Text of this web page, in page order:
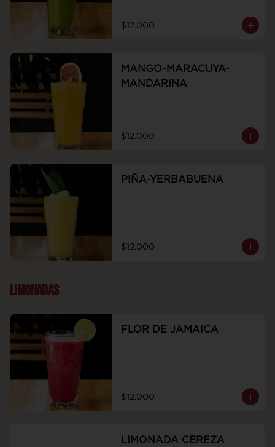
$12.000
MANGO-MARACUYA-
MANDARINA
$12.000
PIÑA-YERBABUENA
$12.000
LIMONADAS
FLOR DE JAMAICA
$12.000
LIMONADA CEREZA